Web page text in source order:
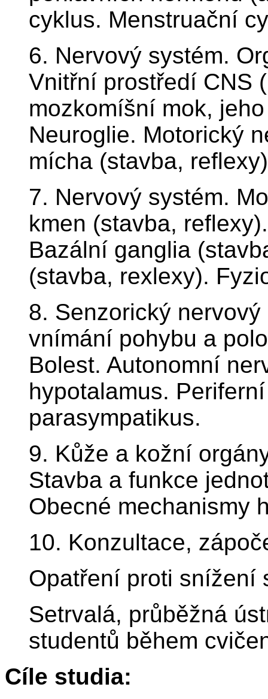
cyklus. Menstruační
6. Nervový systém.
Vnitřní prostředí CNS
mozkomíšní mok,
Neuroglie. Motorický
mícha (stavba,
7. Nervový systém.
kmen (stavba,
Bazální ganglia
(stavba, rexlexy).
8. Senzorický
vnímání pohybu a
Bolest. Autonomní
hypotalamus.
parasympatikus.
9. Kůže a kožní
Stavba a funkce
Obecné mechanismy
10. Konzultace,
Opatření proti snížení
Setrvalá, průběžná
studentů během
Cíle studia: